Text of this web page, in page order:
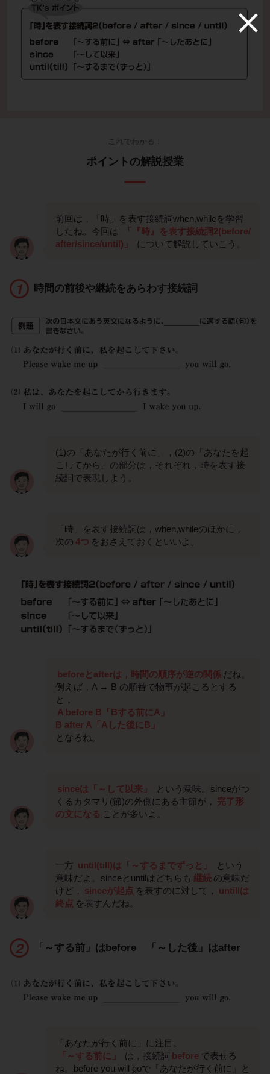
これでわかる！
ポイントの解説授業
前回は，「時」を表す接続詞when,whileを学習
したね。今回は
「『時』を表す接続詞2(before/
after/since/until)」
について解説していこう。
時間の前後や継続をあらわす接続詞
(1)の「あなたが行く前に」，(2)の「あなたを起
こしてから」の部分は，それぞれ，時を表す接
続詞で表現しよう。
「時」を表す接続詞は，when,whileのほかに，
次の 4つ をおさえておくといいよ。
beforeとafterは，時間の順序が逆の関係 だね。
例えば，A → B の順番で物事が起こるとする
と，
A before B「Bする前にA」
B after A「Aした後にB」
となるね。
sinceは「～して以来」
という意味。sinceがつ
くるカタマリ(節)の外側にある主節が，
完了形
の文になる ことが多いよ。
一方 until(till)は「～するまでずっと」
という
意味だよ。sinceとuntilはどちらも 継続 の意味だ
けど，
sinceが起点 を表すのに対して，
untillは
終点 を表すんだね。
「～する前」はbefore 「～した後」はafter
「あなたが行く前に」に注目。
「～する前に」
は，接続詞 before で表せる
ね。before you will goで「あなたが行く前に」と